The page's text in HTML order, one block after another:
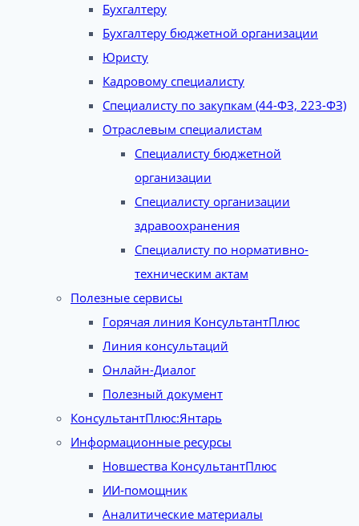
Бухгалтеру
Бухгалтеру бюджетной организации
Юристу
Кадровому специалисту
Специалисту по закупкам (44-ФЗ, 223-ФЗ)
Отраслевым специалистам
Специалисту бюджетной
организации
Специалисту организации
здравоохранения
Специалисту по нормативно-
техническим актам
Полезные сервисы
Горячая линия КонсультантПлюс
Линия консультаций
Онлайн-Диалог
Полезный документ
КонсультантПлюс:Янтарь
Информационные ресурсы
Новшества КонсультантПлюс
ИИ-помощник
Аналитические материалы